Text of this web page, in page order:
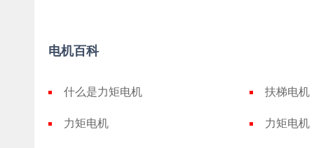
电机百科
什么是力矩电机 扶梯电机
力矩电机 力矩电机